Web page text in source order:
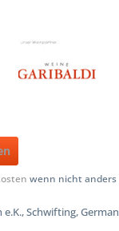
wenn nicht anders
Schwifting,